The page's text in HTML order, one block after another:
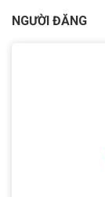
NGƯỜI ĐĂNG